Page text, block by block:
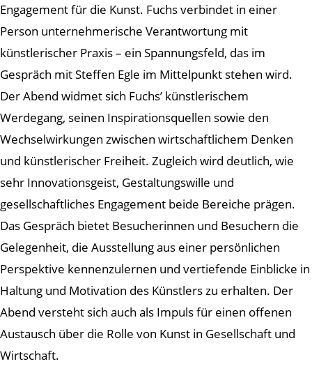
Engagement für die Kunst. Fuchs verbindet in einer
Person unternehmerische Verantwortung mit
künstlerischer Praxis – ein Spannungsfeld, das im
Gespräch mit Steffen Egle im Mittelpunkt stehen wird.
Der Abend widmet sich Fuchs’ künstlerischem
Werdegang, seinen Inspirationsquellen sowie den
Wechselwirkungen zwischen wirtschaftlichem Denken
und künstlerischer Freiheit. Zugleich wird deutlich, wie
sehr Innovationsgeist, Gestaltungswille und
gesellschaftliches Engagement beide Bereiche prägen.
Das Gespräch bietet Besucherinnen und Besuchern die
Gelegenheit, die Ausstellung aus einer persönlichen
Perspektive kennenzulernen und vertiefende Einblicke in
Haltung und Motivation des Künstlers zu erhalten. Der
Abend versteht sich auch als Impuls für einen offenen
Austausch über die Rolle von Kunst in Gesellschaft und
Wirtschaft.